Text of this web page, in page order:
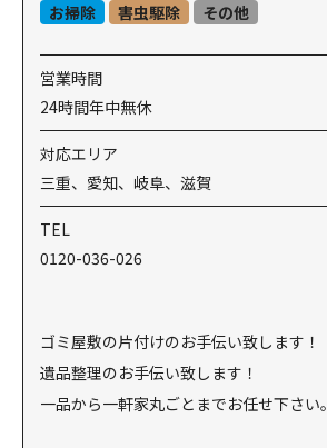
お掃除
害虫駆除 その他
営業時間
24時間年中無休
対応エリア
三重、愛知、岐阜、滋賀
TEL
0120-036-026
ゴミ屋敷の片付けのお手伝い致します！
遺品整理のお手伝い致します！
一品から一軒家丸ごとまでお任せ下さい。